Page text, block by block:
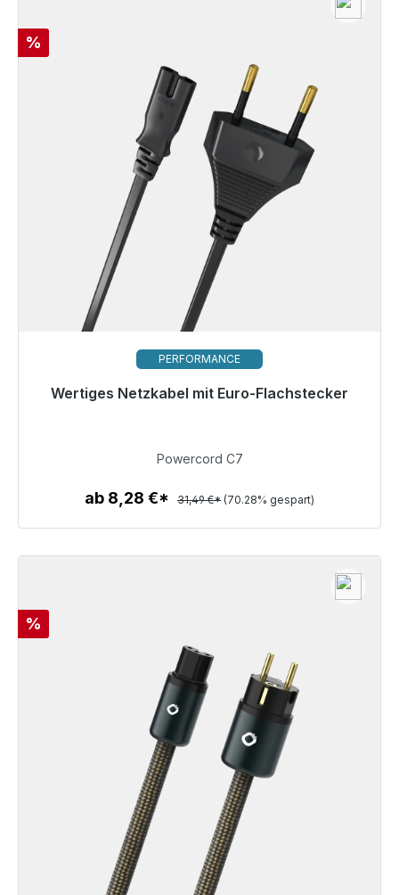
Rabatt
%
PERFORMANCE
Wertiges Netzkabel mit Euro-Flachstecker
Sofort versandfertig, Lieferzeit 48h*
Zum Artikel
Powercord C7
ab 8,28 €* 31,49 €* (70.28% gespart)
Rabatt
%